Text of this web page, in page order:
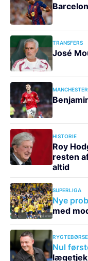
TRANSFERS
José
HISTORIE
Roy
resten
altid
SUPERLIGA
Nye
med
Nul
lægetjek